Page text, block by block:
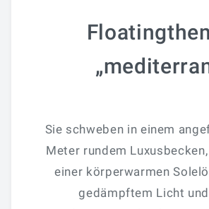
Sie schweben in einem
Meter rundem
einer körperwarmen
gedämpftem Licht